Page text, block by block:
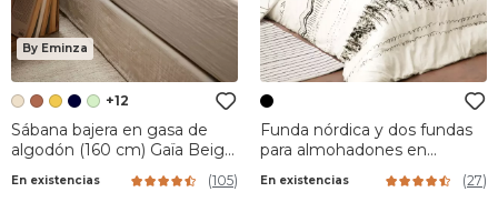
By Eminza
+12
Sábana bajera en gasa de
algodón (160 cm) Gaïa Beige
En existencias (105)
Funda nórdica y dos fundas
para almohadones en
algodón (260 cm) Berbère
Negro
En existencias (27)